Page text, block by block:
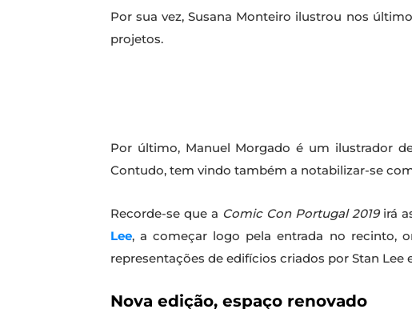
Por sua vez, Susana Monteiro ilustrou nos
projetos.
Por último, Manuel Morgado é um ilustrador
Contudo, tem vindo também a notabilizar-se
Recorde-se que a Comic Con Portugal 2019irá
Lee, a começar logo pela entrada no recinto,
representações de edifícios criados por Stan
Nova edição, espaço renovado